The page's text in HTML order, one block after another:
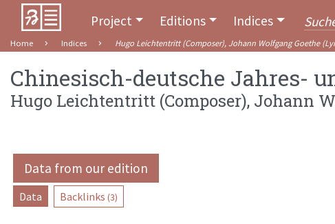
Project Editions Indices
Home Indices Hugo Leichtentritt (Composer), Johann Wolfgang Goethe
Chinesisch-deutsche Jahres-
Hugo Leichtentritt (Composer), Johann
Data from our edition
Data Backlinks (3)